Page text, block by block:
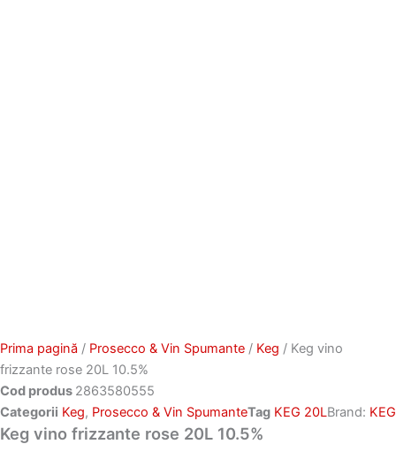
Prima pagină / Prosecco & Vin Spumante / Keg / Keg vino
frizzante rose 20L 10.5%
Cod produs 2863580555
Categorii Keg, Prosecco & Vin SpumanteTag KEG 20LBrand: KEG
Keg vino frizzante rose 20L 10.5%